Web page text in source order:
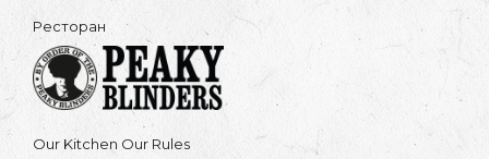
Ресторан
Our Kitchen Our Rules